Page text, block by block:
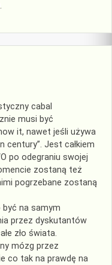
cabal
musi być
it, nawet jeśli używa
century”. Jest całkiem
po odegraniu swojej
zostaną też
pogrzebane zostaną
być na samym
przez dyskutantów
zło świata.
mózg przez
co tak na prawdę na